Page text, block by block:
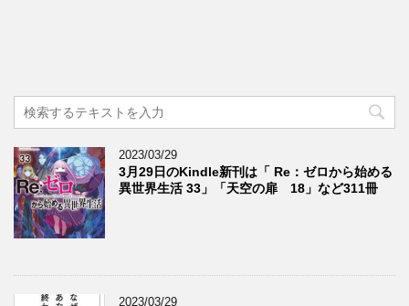
2023/03/29
3月29日のKindle新刊は「 Re：ゼロから始める
異世界生活 33」「天空の扉 18」など311冊
2023/03/29